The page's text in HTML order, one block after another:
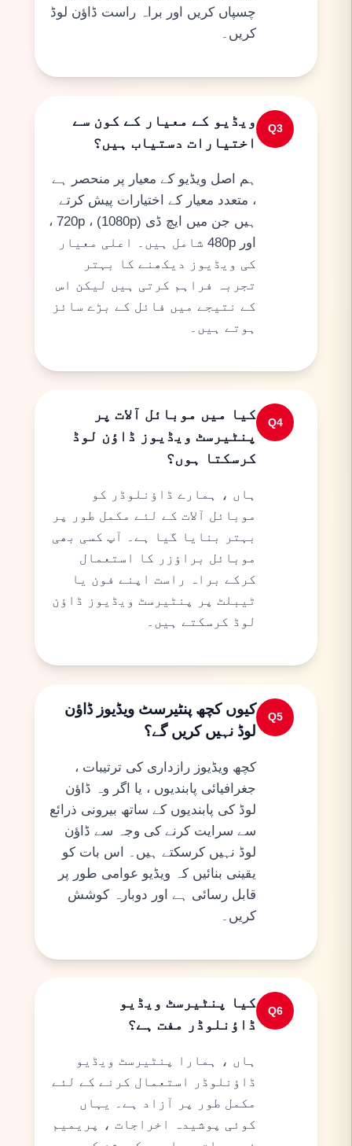
چسپاں کریں اور براہ راست ڈاؤن لوڈ
کریں۔
Q3
ویڈیو کے معیار کے کون سے
اختیارات دستیاب ہیں؟
ہم اصل ویڈیو کے معیار پر منحصر ہے
، متعدد معیار کے اختیارات پیش کرتے
ہیں جن میں ایچ ڈی (1080p) ، 720p ،
اور 480p شامل ہیں۔ اعلی معیار
کی ویڈیوز دیکھنے کا بہتر
تجربہ فراہم کرتی ہیں لیکن اس
کے نتیجے میں فائل کے بڑے سائز
ہوتے ہیں۔
Q4
کیا میں موبائل آلات پر
پنٹیرسٹ ویڈیوز ڈاؤن لوڈ
کرسکتا ہوں؟
ہاں ، ہمارے ڈاؤنلوڈر کو
موبائل آلات کے لئے مکمل طور پر
بہتر بنایا گیا ہے۔ آپ کسی بھی
موبائل براؤزر کا استعمال
کرکے براہ راست اپنے فون یا
ٹیبلٹ پر پنٹیرسٹ ویڈیوز ڈاؤن
لوڈ کرسکتے ہیں۔
Q5
کیوں کچھ پنٹیرسٹ ویڈیوز ڈاؤن
لوڈ نہیں کریں گے؟
کچھ ویڈیوز رازداری کی ترتیبات ،
جغرافیائی پابندیوں ، یا اگر وہ ڈاؤن
لوڈ کی پابندیوں کے ساتھ بیرونی ذرائع
سے سرایت کرنے کی وجہ سے ڈاؤن
لوڈ نہیں کرسکتے ہیں۔ اس بات کو
یقینی بنائیں کہ ویڈیو عوامی طور پر
قابل رسائی ہے اور دوبارہ کوشش
کریں۔
Q6
کیا پنٹیرسٹ ویڈیو
ڈاؤنلوڈر مفت ہے؟
ہاں ، ہمارا پنٹیرسٹ ویڈیو
ڈاؤنلوڈر استعمال کرنے کے لئے
مکمل طور پر آزاد ہے۔ یہاں
کوئی پوشیدہ اخراجات ، پریمیم